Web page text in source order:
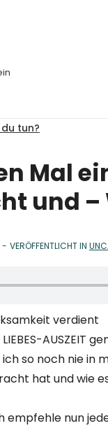
tun?
Mal
und –
VERÖFFENTLICHT IN
verdient
AUSZEIT
so noch nie in
hat und wie
empfehle nun